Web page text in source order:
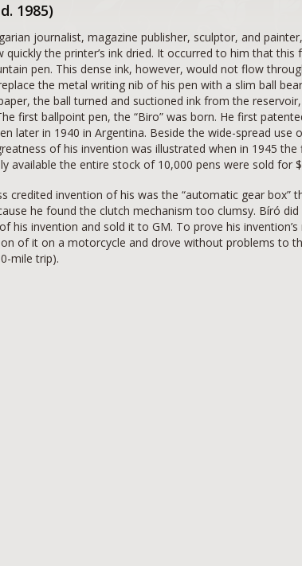
1985)
journalist, magazine publisher, sculptor, and
quickly the printer’s ink dried. It occurred to him that
pen. This dense ink, however, would not flow
the metal writing nib of his pen with a slim ball
the ball turned and suctioned ink from the
first ballpoint pen, the “Biro” was born. He first
later in 1940 in Argentina. Beside the wide-spread use
of his invention was illustrated when in 1945
available the entire stock of 10,000 pens were sold for
credited invention of his was the “automatic gear box”
he found the clutch mechanism too clumsy. Bíró
his invention and sold it to GM. To prove his
of it on a motorcycle and drove without problems to
mile trip).